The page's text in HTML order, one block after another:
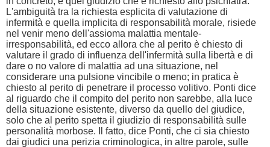
L'ambiguità tra la richiesta esplicita di valutazione di
infermità e quella implicita di responsabilità morale, risiede
nel venir meno dell'assioma malattia mentale-
irresponsabilità, ed ecco allora che al perito è chiesto di
valutare il grado di influenza dell'infermità sulla libertà e di
dare o no valore di malattia ad una situazione, nel
considerare una pulsione vincibile o meno; in pratica è
chiesto al perito di penetrare il processo volitivo. Ponti dice
al riguardo che il compito del perito non sarebbe, alla luce
della situazione esistente, diverso da quello del giudice,
solo che al perito spetta il giudizio di responsabilità sulle
personalità morbose. Il fatto, dice Ponti, che ci sia chiesto
dai giudici una perizia criminologica, in altre parole, sulle